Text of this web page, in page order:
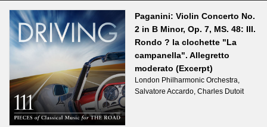
Paganini: Violin Concerto No.
2 in B Minor, Op. 7, MS. 48: III.
Rondo ? la clochette "La
campanella". Allegretto
moderato (Excerpt)
London Philharmonic Orchestra,
Salvatore Accardo, Charles Dutoit